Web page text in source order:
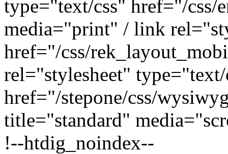
type="text/css" href="/css/
media="print" / link
href="/css/
rel="stylesheet"
href="/stepone/css/
title="standard"
!--htdig_noindex--